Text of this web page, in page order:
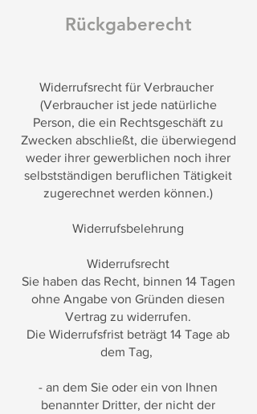
Rückgaberecht
Widerrufsrecht für Verbraucher
(Verbraucher ist jede natürliche
Person, die ein Rechtsgeschäft zu
Zwecken abschließt, die überwiegend
weder ihrer gewerblichen noch ihrer
selbstständigen beruflichen Tätigkeit
zugerechnet werden können.)
Widerrufsbelehrung
Widerrufsrecht
Sie haben das Recht, binnen 14 Tagen
ohne Angabe von Gründen diesen
Vertrag zu widerrufen.
Die Widerrufsfrist beträgt 14 Tage ab
dem Tag,
- an dem Sie oder ein von Ihnen
benannter Dritter, der nicht der